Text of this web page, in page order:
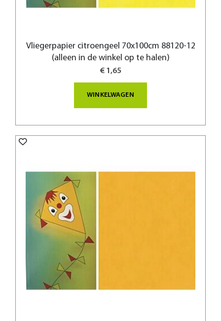
Vliegerpapier citroengeel 70x100cm 88120-12
(alleen in de winkel op te halen)
€ 1,65
WINKELWAGEN